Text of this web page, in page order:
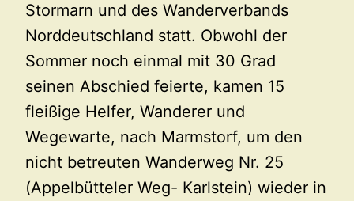
Stormarn und des Wanderverbands
Norddeutschland statt. Obwohl der
Sommer noch einmal mit 30 Grad
seinen Abschied feierte, kamen 15
fleißige Helfer, Wanderer und
Wegewarte, nach Marmstorf, um den
nicht betreuten Wanderweg Nr. 25
(Appelbütteler Weg- Karlstein) wieder in